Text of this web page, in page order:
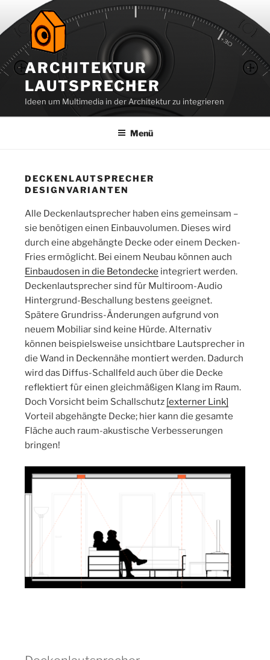
Inhalt
springen
ARCHITEKTUR
LAUTSPRECHER
Ideen um Multimedia in der Architektur zu integrieren
Menü
DECKENLAUTSPRECHER
DESIGNVARIANTEN
Alle Deckenlautsprecher haben eins gemeinsam –
sie benötigen einen Einbauvolumen. Dieses wird
durch eine abgehängte Decke oder einem Decken-
Fries ermöglicht. Bei einem Neubau können auch
Einbaudosen in die Betondecke integriert werden.
Deckenlautsprecher sind für Multiroom-Audio
Hintergrund-Beschallung bestens geeignet.
Spätere Grundriss-Änderungen aufgrund von
neuem Mobiliar sind keine Hürde. Alternativ
können beispielsweise unsichtbare Lautsprecher in
die Wand in Deckennähe montiert werden. Dadurch
wird das Diffus-Schallfeld auch über die Decke
reflektiert für einen gleichmäßigen Klang im Raum.
Doch Vorsicht beim Schallschutz [externer Link]
Vorteil abgehängte Decke; hier kann die gesamte
Fläche auch raum-akustische Verbesserungen
bringen!